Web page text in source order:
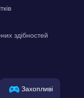
здібностей
Захопливі